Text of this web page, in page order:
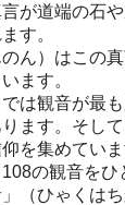
が道端の石
す。
ん）はこの
ます。
は観音が最
ます。そし
を集めていま
の観音をひ
（ひゃくは